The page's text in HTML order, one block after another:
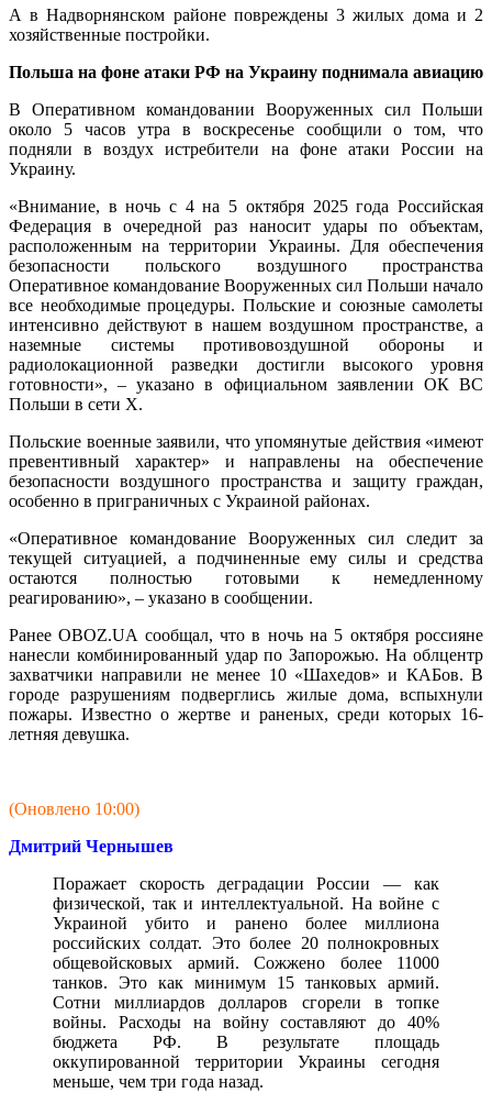
А в Надворнянском районе повреждены 3 жилых дома и 2
хозяйственные постройки.
Польша на фоне атаки РФ на Украину поднимала авиацию
В Оперативном командовании Вооруженных сил Польши
около 5 часов утра в воскресенье сообщили о том, что
подняли в воздух истребители на фоне атаки России на
Украину.
«Внимание, в ночь с 4 на 5 октября 2025 года Российская
Федерация в очередной раз наносит удары по объектам,
расположенным на территории Украины. Для обеспечения
безопасности польского воздушного пространства
Оперативное командование Вооруженных сил Польши начало
все необходимые процедуры. Польские и союзные самолеты
интенсивно действуют в нашем воздушном пространстве, а
наземные системы противовоздушной обороны и
радиолокационной разведки достигли высокого уровня
готовности», – указано в официальном заявлении ОК ВС
Польши в сети Х.
Польские военные заявили, что упомянутые действия «имеют
превентивный характер» и направлены на обеспечение
безопасности воздушного пространства и защиту граждан,
особенно в приграничных с Украиной районах.
«Оперативное командование Вооруженных сил следит за
текущей ситуацией, а подчиненные ему силы и средства
остаются полностью готовыми к немедленному
реагированию», – указано в сообщении.
Ранее OBOZ.UA сообщал, что в ночь на 5 октября россияне
нанесли комбинированный удар по Запорожью. На облцентр
захватчики направили не менее 10 «Шахедов» и КАБов. В
городе разрушениям подверглись жилые дома, вспыхнули
пожары. Известно о жертве и раненых, среди которых 16-
летняя девушка.
(Оновлено 10:00)
Дмитрий Чернышев
Поражает скорость деградации России — как
физической, так и интеллектуальной. На войне с
Украиной убито и ранено более миллиона
российских солдат. Это более 20 полнокровных
общевойсковых армий. Сожжено более 11000
танков. Это как минимум 15 танковых армий.
Сотни миллиардов долларов сгорели в топке
войны. Расходы на войну составляют до 40%
бюджета РФ. В результате площадь
оккупированной территории Украины сегодня
меньше, чем три года назад.